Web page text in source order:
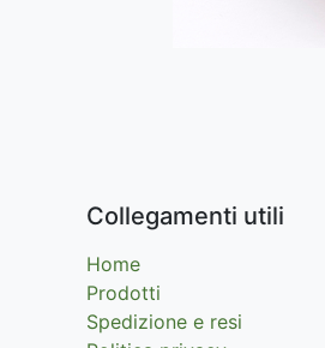
Collegamenti utili
Home
Prodotti
Spedizione e resi